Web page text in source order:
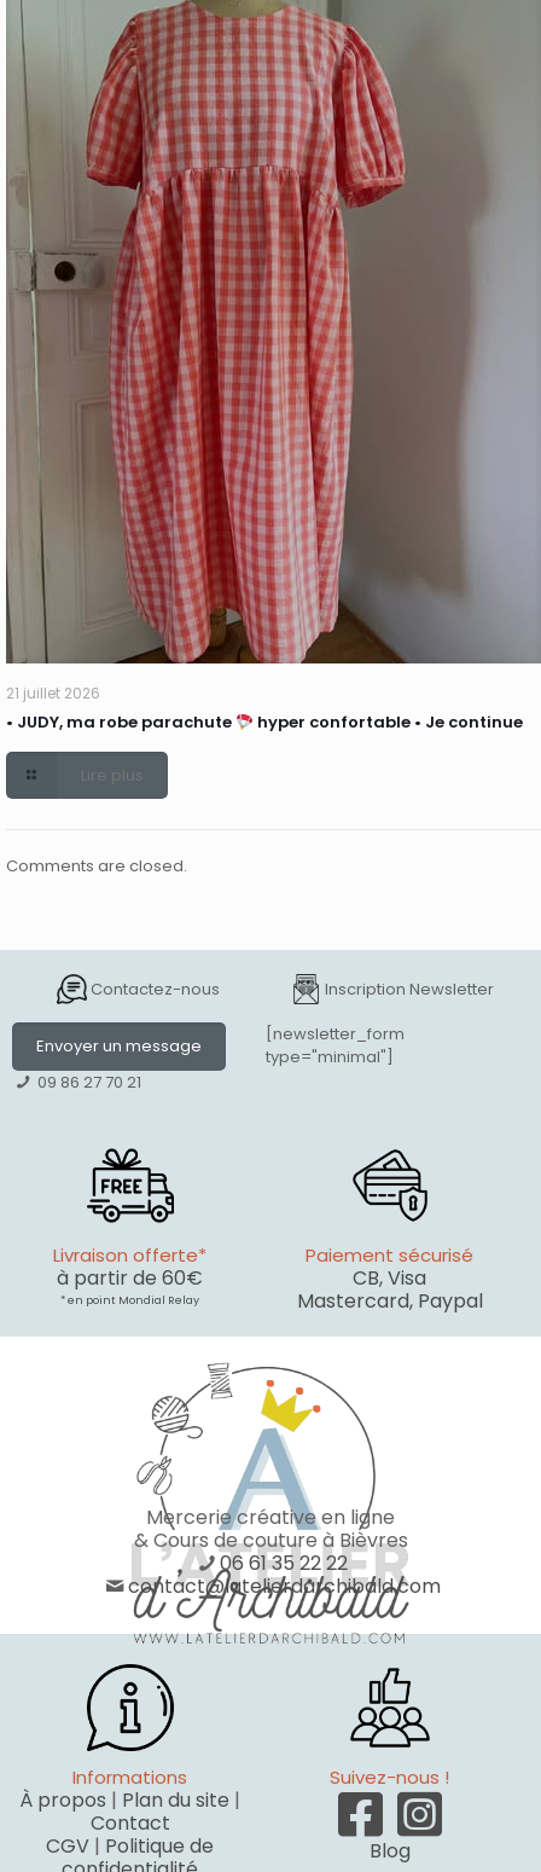
21 juillet 2026
• JUDY, ma robe parachute hyper confortable • Je continue
Lire plus
Comments are closed.
Contactez-nous
Envoyer un message
09 86 27 70 21
Inscription Newsletter
[newsletter_form
type="minimal"]
Livraison offerte*
à partir de 60€
* en point Mondial Relay
Paiement sécurisé
CB, Visa
Mastercard, Paypal
Mercerie créative en ligne
& Cours de couture à Bièvres
06 61 35 22 22
contact@latelierdarchibald.com
Informations
À propos | Plan du site |
Contact
CGV | Politique de
Suivez-nous !
Blog